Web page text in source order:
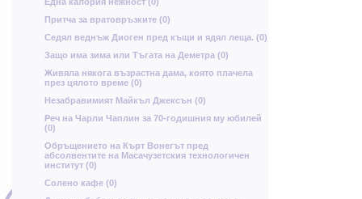
Д
Н
Ц
Я
Н
И Т
Д
Притча за вратовръзките (0)
Седял веднъж Диоген пред къщи и ядял леща. (0)
Защо има зима или Тъгата на Деметра (0)
Живяла някога възрастна дама, която плачела
през цялото време (0)
Незабравимият Майкъл Джексън (0)
Реч на Чарли Чаплин за 70-годишния му юбилей
(0)
Oбръщението на Кърт Вонегът пред
абсолвентите на Масачузетския технологичен
институт (0)
Солено кафе (0)